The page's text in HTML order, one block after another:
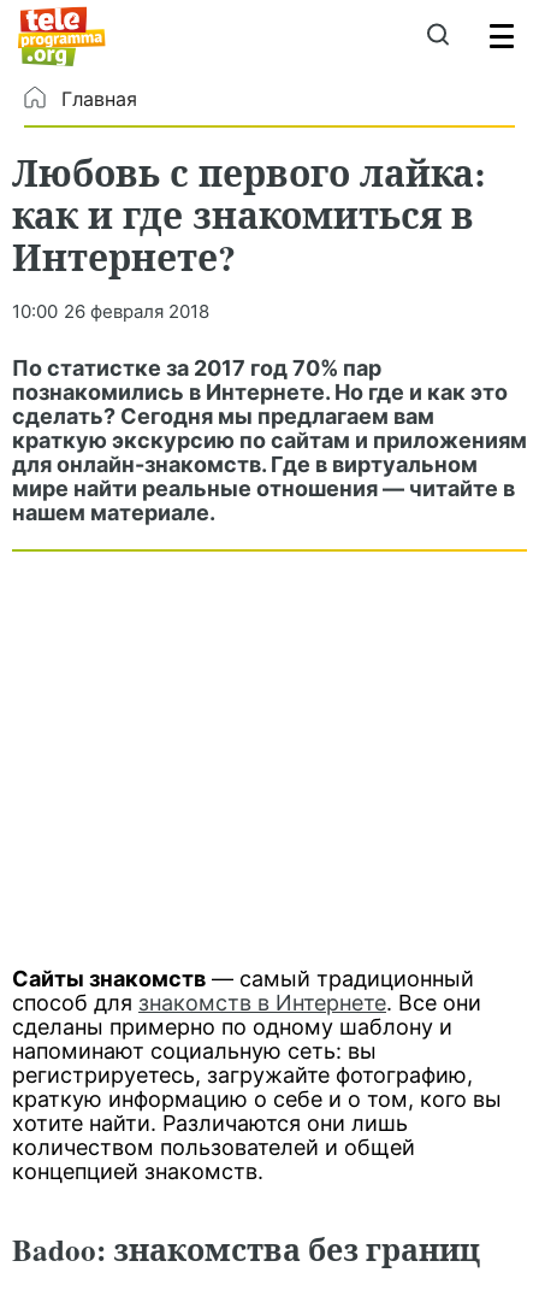
Главная
Любовь с первого лайка:
как и где знакомиться в
Интернете?
10:00 26 февраля 2018
По статистке за 2017 год 70% пар
познакомились в Интернете. Но где и как это
сделать? Сегодня мы предлагаем вам
краткую экскурсию по сайтам и приложениям
для онлайн-знакомств. Где в виртуальном
мире найти реальные отношения — читайте в
нашем материале.
Сайты знакомств — самый традиционный
способ для знакомств в Интернете. Все они
сделаны примерно по одному шаблону и
напоминают социальную сеть: вы
регистрируетесь, загружайте фотографию,
краткую информацию о себе и о том, кого вы
хотите найти. Различаются они лишь
количеством пользователей и общей
концепцией знакомств.
Badoo: знакомства без границ